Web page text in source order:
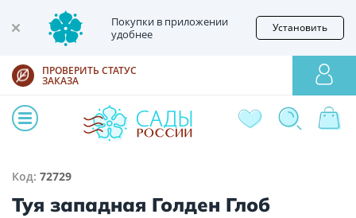
Покупки в приложении
удобнее
Установить
ПРОВЕРИТЬ СТАТУС
ЗАКАЗА
Код: 72729
Туя западная Голден Глоб